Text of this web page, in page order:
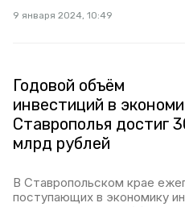
9 января 2024, 10:49
Годовой объём
инвестиций в
Ставрополья достиг
млрд рублей
В Ставропольском крае
поступающих в экономику